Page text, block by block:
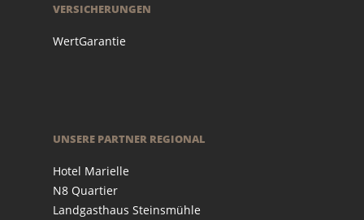
VERSICHERUNGEN
WertGarantie
UNSERE PARTNER REGIONAL
Hotel Marielle
N8 Quartier
Landgasthaus Steinsmühle